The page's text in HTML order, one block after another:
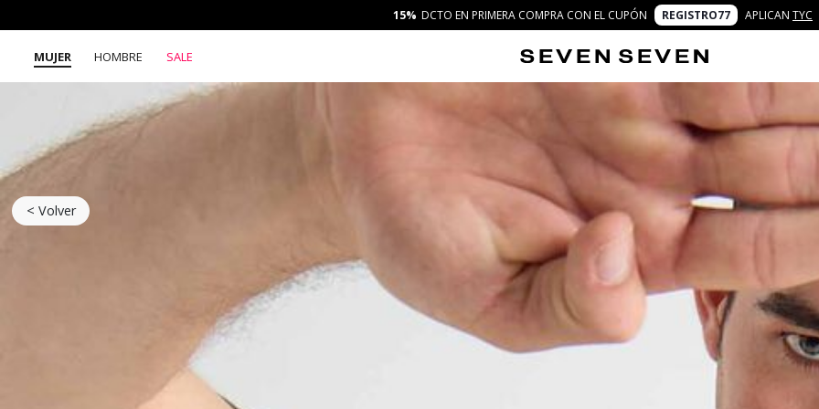
15% DCTO EN PRIMERA COMPRA CON EL CUPÓN REGISTRO77 APLICAN TYC
MUJER HOMBRE SALE
< Volver